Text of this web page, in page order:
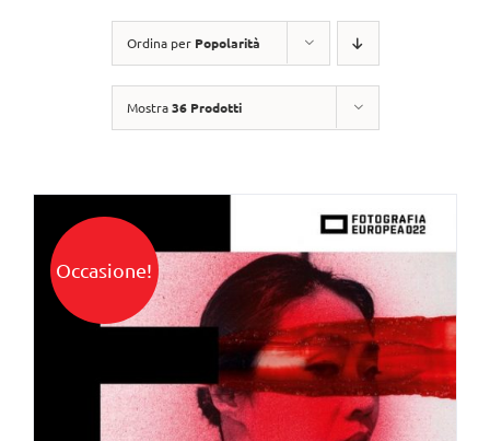
Ordina per Popolarità
Mostra36 Prodotti
Occasione!